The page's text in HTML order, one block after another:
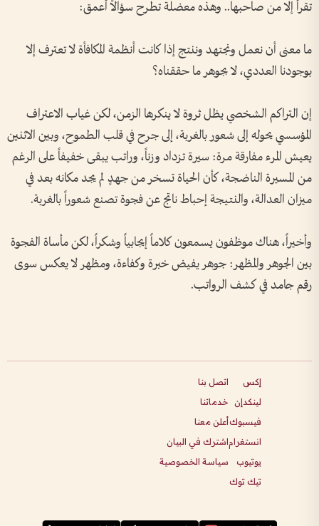
تقرأ إلا من صاحبها.. وهذه معضلة تطرح سؤالاً أعمق:
ما معنى أن نعمل ونجتهد وننتج إذا كانت أنظمة المكافأة لا تعترف إلا
بوجودنا العددي، لا بجوهر ما حققناه؟
إن التراكم الشخصي يظل ثروة لا ينكرها الزمن، لكن غياب الاعتراف
المؤسسي يحوله إلى شعور بالغربة، إلى جرح في قلب الطموح، وبين الاثنين
يعيش المرء مفارقة مرة: سيرة تزداد وزناً، وراتب يبقى خفيفاً على الرغم
من المسيرة الناضجة، كأن الحياة تسخر من جهدٍ لم يجد مكانه بعد في
ميزان العدالة، والنتيجة إحباط ناتج عن فجوة تصنع شعوراً بالغربة.
وأخيراً، هناك موظفون يسمعون كلاماً إيجابياً وشكراً، لكن مأساة الفجوة
بين الجوهر والمظهر: جوهر يفيض خبرة وكفاءة، ومظهر لا يعكس سوى
رقم جامد في كشف الرواتب.
إكس
لينكدإن
فيسبوك
انستغرام
يوتيوب
تيك توك
اتصل بنا
خدماتنا
أعلن معنا
اشترك في البيان
سياسة الخصوصية